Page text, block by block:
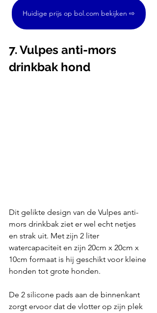
Huidige prijs op bol.com bekijken ⇨
7. Vulpes anti-mors
drinkbak hond
Dit gelikte design van de Vulpes anti-
mors drinkbak ziet er wel echt netjes
en strak uit. Met zijn 2 liter
watercapaciteit en zijn 20cm x 20cm x
10cm formaat is hij geschikt voor kleine
honden tot grote honden.
De 2 silicone pads aan de binnenkant
zorgt ervoor dat de vlotter op zijn plek